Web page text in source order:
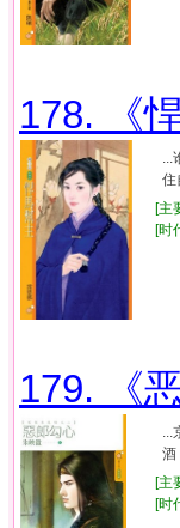
178. 《
住
[主
[时
179. 《
酒
[主
[时